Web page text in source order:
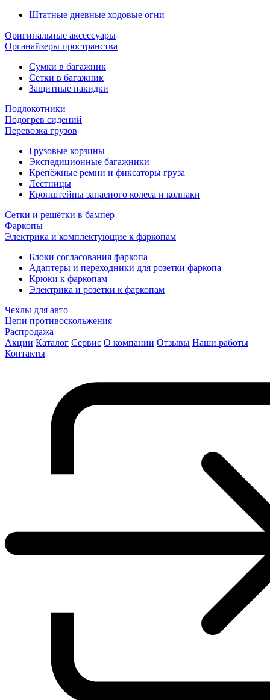
Штатные дневные ходовые огни
Оригинальные аксессуары
Органайзеры пространства
Сумки в багажник
Сетки в багажник
Защитные накидки
Подлокотники
Подогрев сидений
Перевозка грузов
Грузовые корзины
Экспедиционные багажники
Крепёжные ремни и фиксаторы груза
Лестницы
Кронштейны запасного колеса и колпаки
Сетки и решётки в бампер
Фаркопы
Электрика и комплектующие к фаркопам
Блоки согласования фаркопа
Адаптеры и переходники для розетки фаркопа
Крюки к фаркопам
Электрика и розетки к фаркопам
Чехлы для авто
Цепи противоскольжения
Распродажа
Акции Каталог Сервис О компании Отзывы Наши работы
Контакты